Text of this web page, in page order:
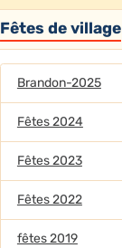
Fêtes de village
Brandon-2025
Fêtes 2024
Fêtes 2023
Fêtes 2022
fêtes 2019